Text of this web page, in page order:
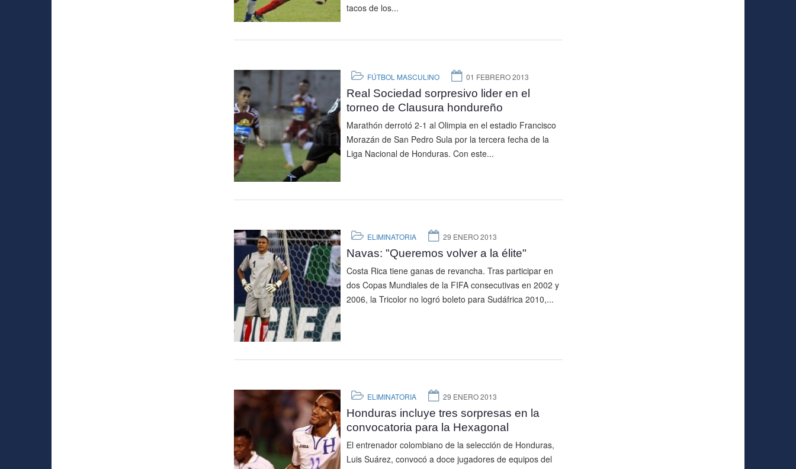
tacos de los...
FÚTBOL MASCULINO 01 FEBRERO 2013
Real Sociedad sorpresivo lider en el
torneo de Clausura hondureño
Marathón derrotó 2-1 al Olimpia en el estadio Francisco
Morazán de San Pedro Sula por la tercera fecha de la
Liga Nacional de Honduras. Con este...
ELIMINATORIA 29 ENERO 2013
Navas: "Queremos volver a la élite"
Costa Rica tiene ganas de revancha. Tras participar en
dos Copas Mundiales de la FIFA consecutivas en 2002 y
2006, la Tricolor no logró boleto para Sudáfrica 2010,...
ELIMINATORIA 29 ENERO 2013
Honduras incluye tres sorpresas en la
convocatoria para la Hexagonal
El entrenador colombiano de la selección de Honduras,
Luis Suárez, convocó a doce jugadores de equipos del